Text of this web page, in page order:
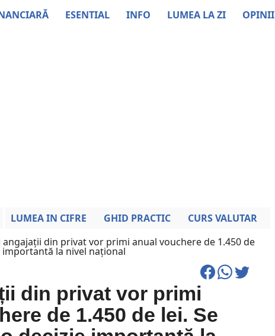
ESENTIAL INFO LUMEA LA ZI OPINII
LUMEA IN CIFRE GHID PRACTIC
CURS VALUTAR
angajații din privat vor primi anual vouchere de 1.450 de
importantă la nivel național
din privat vor primi
de 1.450 de lei. Se